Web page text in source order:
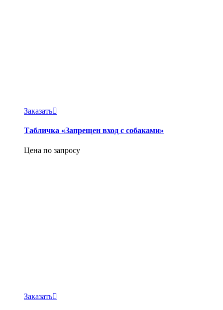
Заказать
Табличка «Запрещен вход с собаками»
Цена по запросу
Заказать